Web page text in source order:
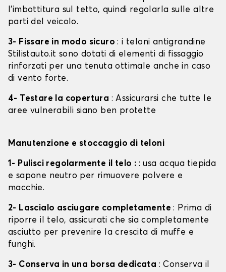
l'imbottitura sul tetto, quindi regolarla sulle altre
parti del veicolo.
3- Fissare in modo sicuro: i teloni antigrandine
Stilistauto.it sono dotati di elementi di fissaggio
rinforzati per una tenuta ottimale anche in caso
di vento forte.
4- Testare la copertura : Assicurarsi che tutte le
aree vulnerabili siano ben protette
Manutenzione e stoccaggio di teloni
1- Pulisci regolarmente il telo : : usa acqua tiepida
e sapone neutro per rimuovere polvere e
macchie.
2- Lascialo asciugare completamente: Prima di
riporre il telo, assicurati che sia completamente
asciutto per prevenire la crescita di muffe e
funghi.
3- Conserva in una borsa dedicata : Conserva il